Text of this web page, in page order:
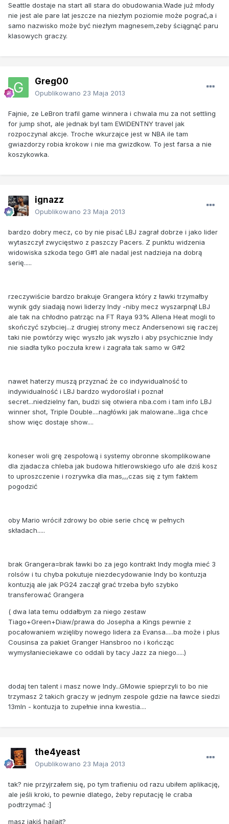
Seattle dostaje na start all stara do obudowania.Wade już młody
nie jest ale pare lat jeszcze na niezłym poziomie może pograć,a i
samo nazwisko może być niezłym magnesem,zeby ściągnąć paru
klasowych graczy.
Greg00
Opublikowano 23 Maja 2013
Fajnie, ze LeBron trafil game winnera i chwala mu za not settling
for jump shot, ale jednak byl tam EWIDENTNY travel jak
rozpoczynal akcje. Troche wkurzajce jest w NBA ile tam
gwiazdorzy robia krokow i nie ma gwizdkow. To jest farsa a nie
koszykowka.
ignazz
Opublikowano 23 Maja 2013
bardzo dobry mecz, co by nie pisać LBJ zagrał dobrze i jako lider
wytaszczył zwycięstwo z paszczy Pacers. Z punktu widzenia
widowiska szkoda tego G#1 ale nadal jest nadzieja na dobrą
serię.....
rzeczywiście bardzo brakuje Grangera który z ławki trzymałby
wynik gdy siadają nowi liderzy Indy -niby mecz wyszarpnął LBJ
ale tak na chłodno patrząc na FT Raya 93% Allena Heat mogli to
skończyć szybciej...z drugiej strony mecz Andersenowi się raczej
taki nie powtórzy więc wyszło jak wyszło i aby psychicznie Indy
nie siadła tylko poczuła krew i zagrała tak samo w G#2
nawet haterzy muszą przyznać że co indywidualność to
indywidualność i LBJ bardzo wydoroślał i poznał
secret...niedzielny fan, budzi się otwiera nba.com i tam info LBJ
winner shot, Triple Double....nagłówki jak malowane...liga chce
show więc dostaje show....
koneser woli grę zespołową i systemy obronne skomplikowane
dla zjadacza chleba jak budowa hitlerowskiego ufo ale dziś kosz
to uproszczenie i rozrywka dla mas,,,czas się z tym faktem
pogodzić
oby Mario wrócił zdrowy bo obie serie chcę w pełnych
składach.....
brak Grangera=brak ławki bo za jego kontrakt Indy mogła mieć 3
rolsów i tu chyba pokutuje niezdecydowanie Indy bo kontuzja
kontuzją ale jak PG24 zaczął grać trzeba było szybko
transferować Grangera
( dwa lata temu oddałbym za niego zestaw
Tiago+Green+Diaw/prawa do Josepha a Kings pewnie z
pocałowaniem wzięliby nowego lidera za Evansa.....ba może i plus
Cousinsa za pakiet Granger Hansbroo no i kończąc
wymysłanieciekawe co oddali by tacy Jazz za niego.....)
dodaj ten talent i masz nowe Indy...GMowie spieprzyli to bo nie
trzymasz 2 takich graczy w jednym zespole gdzie na ławce siedzi
13mln - kontuzja to zupełnie inna kwestia....
the4yeast
Opublikowano 23 Maja 2013
tak? nie przyjrzałem się, po tym trafieniu od razu ubiłem aplikację,
ale jeśli kroki, to pewnie dlatego, żeby reputację le craba
podtrzymać :]
masz jakiś hajlajt?